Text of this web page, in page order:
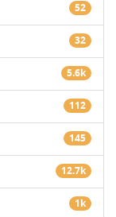
52
32
5.6k
112
145
12.7k
1k